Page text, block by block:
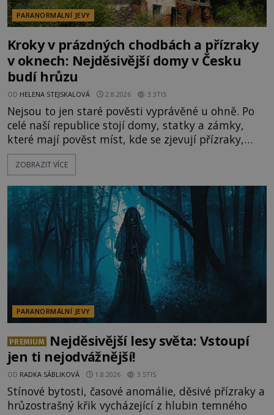
PARANORMÁLNÍ JEVY
Kroky v prázdných chodbách a přízraky
v oknech: Nejděsivější domy v Česku
budí hrůzu
OD HELENA STEJSKALOVÁ 2.8.2026 3.3TIS
Nejsou to jen staré pověsti vyprávěné u ohně. Po
celé naší republice stojí domy, statky a zámky,
které mají pověst míst, kde se zjevují přízraky,
ozývají nevysvětlitelné zvuky nebo se dějí podivné
jevy. Zatímco historici většinou hledají racionální
lokality vykazují nápadně podobná svědectví po
celé generace. A právě tato opakující se svědectví
ZOBRAZIT VÍCE
PARANORMÁLNÍ JEVY
PREMIUM
Nejděsivější lesy světa: Vstoupí
jen ti nejodvážnější!
OD RADKA SÁBLIKOVÁ 1.8.2026 3.5TIS
Stínové bytosti, časové anomálie, děsivé přízraky a
hrůzostrašný křik vycházející z hlubin temného